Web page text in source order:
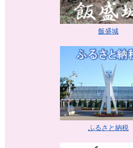
飯盛城
ふるさと納税